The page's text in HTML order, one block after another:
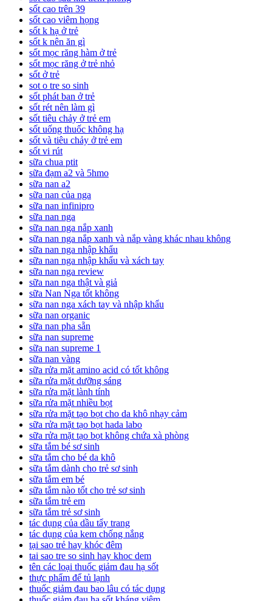
sốt cao trên 39
sốt cao viêm họng
sốt k hạ ở trẻ
sốt k nên ăn gì
sốt mọc răng hàm ở trẻ
sốt mọc răng ở trẻ nhỏ
sốt ở trẻ
sot o tre so sinh
sốt phát ban ở trẻ
sốt rét nên làm gì
sốt tiêu chảy ở trẻ em
sốt uống thuốc không hạ
sốt và tiêu chảy ở trẻ em
sốt vi rút
sữa chua ptit
sữa đạm a2 và 5hmo
sữa nan a2
sữa nan của nga
sữa nan infinipro
sữa nan nga
sữa nan nga nắp xanh
sữa nan nga nắp xanh và nắp vàng khác nhau không
sữa nan nga nhập khẩu
sữa nan nga nhập khẩu và xách tay
sữa nan nga review
sữa nan nga thật và giả
sữa Nan Nga tốt không
sữa nan nga xách tay và nhập khẩu
sữa nan organic
sữa nan pha sẵn
sữa nan supreme
sữa nan supreme 1
sữa nan vàng
sữa rửa mặt amino acid có tốt không
sữa rửa mặt dưỡng sáng
sữa rửa mặt lành tính
sữa rửa mặt nhiều bọt
sữa rửa mặt tạo bọt cho da khô nhạy cảm
sữa rửa mặt tạo bọt hada labo
sữa rửa mặt tạo bọt không chứa xà phòng
sữa tắm bé sơ sinh
sữa tắm cho bé da khô
sữa tắm dành cho trẻ sơ sinh
sữa tắm em bé
sữa tắm nào tốt cho trẻ sơ sinh
sữa tắm trẻ em
sữa tắm trẻ sơ sinh
tác dụng của dầu tẩy trang
tác dụng của kem chống nắng
tại sao trẻ hay khóc đêm
tai sao tre so sinh hay khoc dem
tên các loại thuốc giảm đau hạ sốt
thực phẩm để tủ lạnh
thuốc giảm đau bao lâu có tác dụng